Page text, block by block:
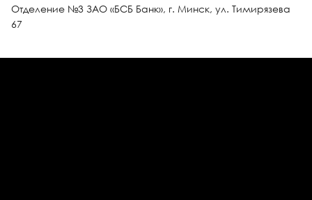
Отделение №3 ЗАО «БСБ Банк», г. Минск, ул. Тимирязева
67